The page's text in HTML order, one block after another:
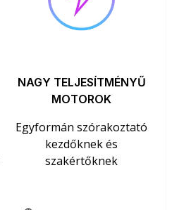
NAGY TELJESÍTMÉNYŰ
MOTOROK
Egyformán szórakoztató
kezdőknek és
szakértőknek